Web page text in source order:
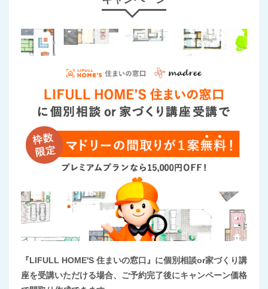
『LIFULL HOME'S 住まいの窓口』に個別相談or家づくり講
座を受講いただける場合、ご予約完了後にキャンペーン価格